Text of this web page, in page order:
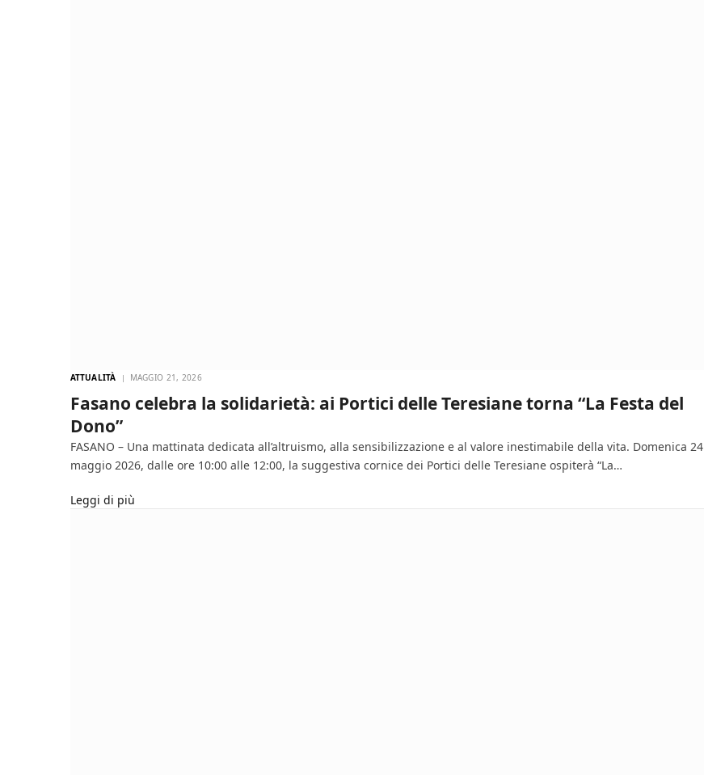
ATTUALITÀ MAGGIO 21, 2026
Fasano celebra la solidarietà: ai Portici delle Teresiane torna “La Festa del
Dono”
FASANO – Una mattinata dedicata all’altruismo, alla sensibilizzazione e al valore inestimabile della vita. Domenica 24
maggio 2026, dalle ore 10:00 alle 12:00, la suggestiva cornice dei Portici delle Teresiane ospiterà “La…
Leggi di più